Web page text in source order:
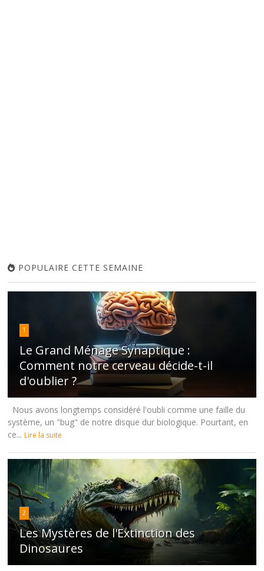
POPULAIRE CETTE SEMAINE
1
Le Grand Ménage Synaptique :
Comment notre cerveau décide-t-il
d'oublier ?
Nous avons longtemps considéré l'oubli comme une faille du
système, un "bug" de notre disque dur biologique. Pourtant, en
ce... Lire la suite
2
Les Mystères de l'Extinction des
Dinosaures